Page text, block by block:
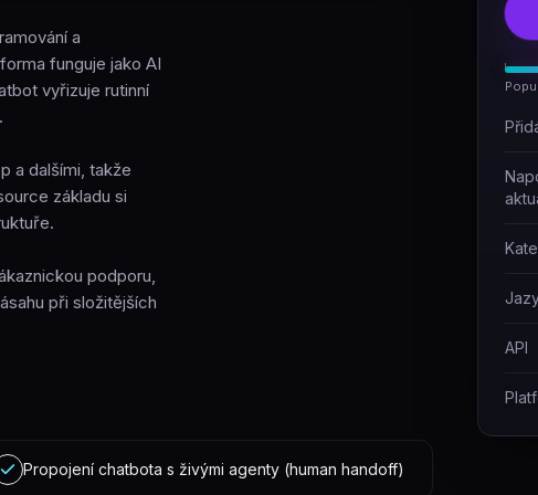
a
funguje jako AI
vyřizuje rutinní
a dalšími, takže
základu si
podporu,
při složitějších
Propojení chatbota s živými agenty (human handoff)
API